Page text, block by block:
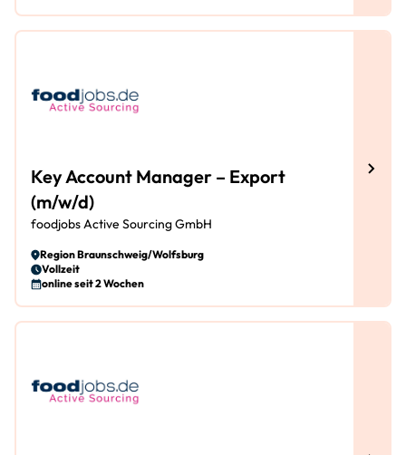
Key Account Manager – Export
(m/w/d)
foodjobs Active Sourcing GmbH
Region Braunschweig/Wolfsburg
Vollzeit
online seit 2 Wochen